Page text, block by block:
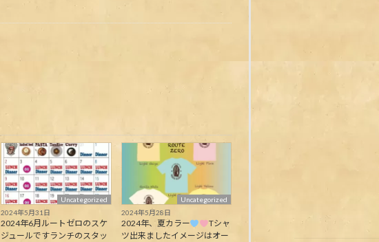
Uncategorized
2024年5月31日
2024年6月ルートゼロのスケ
ジュールですランチのスタッ
Uncategorized
2024年5月28日
2024年、夏カラー
Tシャ
ツ出来ましたイメージはオー